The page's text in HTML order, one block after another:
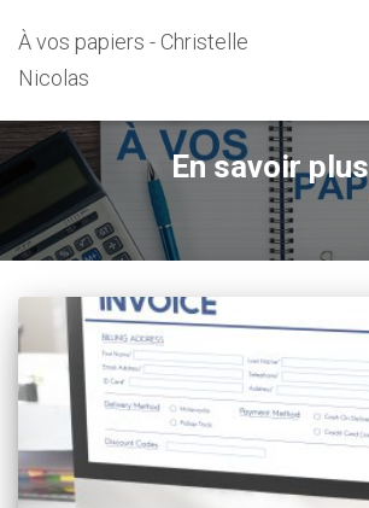
À vos papiers - Christelle
Nicolas
En savoir plus